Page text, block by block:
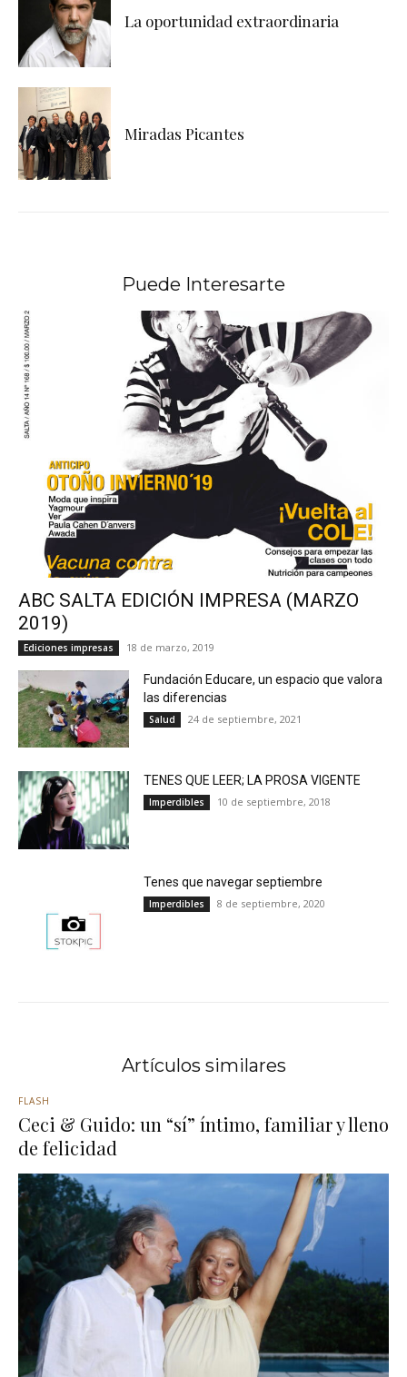
La oportunidad extraordinaria
Miradas Picantes
Puede Interesarte
ABC SALTA EDICIÓN IMPRESA (MARZO
2019)
Ediciones impresas 18 de marzo, 2019
Fundación Educare, un espacio que valora
las diferencias
Salud 24 de septiembre, 2021
TENES QUE LEER; LA PROSA VIGENTE
Imperdibles 10 de septiembre, 2018
Tenes que navegar septiembre
Imperdibles 8 de septiembre, 2020
Artículos similares
FLASH
Ceci & Guido: un “sí” íntimo, familiar y lleno
de felicidad